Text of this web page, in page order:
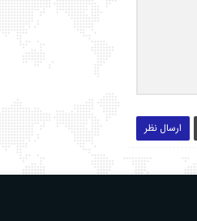
ارسال نظر